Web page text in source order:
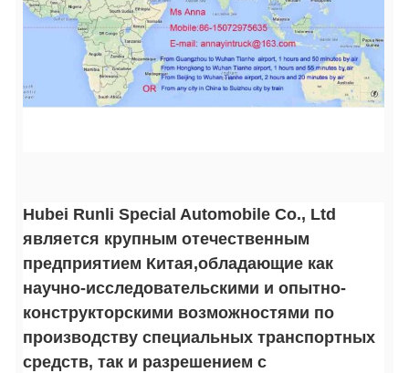
Hubei Runli Special Automobile Co., Ltd
является крупным отечественным
предприятием Китая,обладающие как
научно-исследовательскими и опытно-
конструкторскими возможностями по
производству специальных транспортных
средств, так и разрешением с